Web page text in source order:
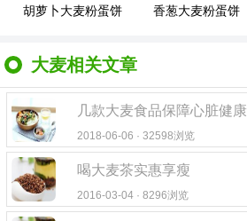
胡萝卜大麦粉蛋饼 香葱大麦粉蛋饼
大麦相关文章
几款大麦食品保障心脏健康
2018-06-06 · 32598浏览
喝大麦茶实惠享瘦
2016-03-04 · 8296浏览